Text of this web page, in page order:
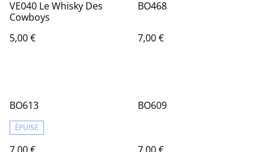
VE040 Le Whisky Des
Cowboys
5,00 €
BO468
7,00 €
BO613
ÉPUISÉ
BO609